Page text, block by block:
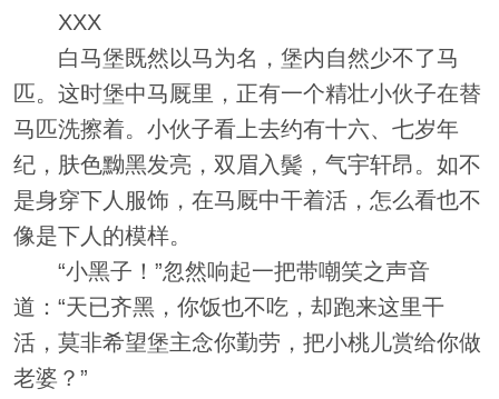
XXX
白马堡既然以马为名，堡内自然少不了马
匹。这时堡中马厩里，正有一个精壮小伙子在替
马匹洗擦着。小伙子看上去约有十六、七岁年
纪，肤色黝黑发亮，双眉入鬓，气宇轩昂。如不
是身穿下人服饰，在马厩中干着活，怎么看也不
像是下人的模样。
“小黑子！”忽然响起一把带嘲笑之声音
道：“天已齐黑，你饭也不吃，却跑来这里干
活，莫非希望堡主念你勤劳，把小桃儿赏给你做
老婆？”